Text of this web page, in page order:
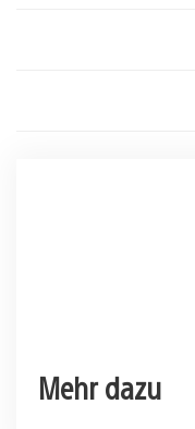
Mehr dazu